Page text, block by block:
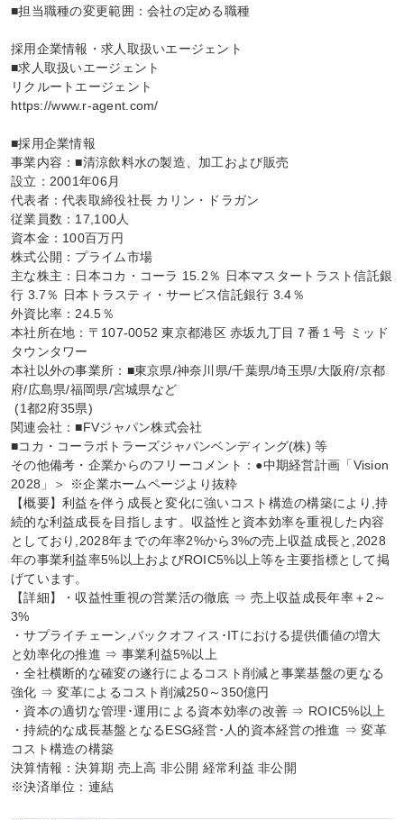
■担当職種の変更範囲：会社の定める職種
採用企業情報・求人取扱いエージェント
■求人取扱いエージェント
リクルートエージェント
https://www.r-agent.com/
■採用企業情報
事業内容：■清涼飲料水の製造、加工および販売
設立：2001年06月
代表者：代表取締役社長 カリン・ドラガン
従業員数：17,100人
資本金：100百万円
株式公開：プライム市場
主な株主：日本コカ・コーラ 15.2％ 日本マスタートラスト信託銀
行 3.7％ 日本トラスティ・サービス信託銀行 3.4％
外資比率：24.5％
本社所在地：〒107-0052 東京都港区 赤坂九丁目７番１号 ミッド
タウンタワー
本社以外の事業所：■東京県/神奈川県/千葉県/埼玉県/大阪府/京都
府/広島県/福岡県/宮城県など
関連会社：■FVジャパン株式会社
■コカ・コーラボトラーズジャパンベンディング(株) 等
その他備考・企業からのフリーコメント：●中期経営計画「Vision
2028」＞ ※企業ホームページより抜粋
【概要】利益を伴う成長と変化に強いコスト構造の構築により,持
続的な利益成長を目指します。収益性と資本効率を重視した内容
としており,2028年までの年率2%から3%の売上収益成長と,2028
年の事業利益率5%以上およびROIC5%以上等を主要指標として掲
げています。
【詳細】・収益性重視の営業活の徹底 ⇒ 売上収益成長年率＋2～
3%
・サプライチェーン,バックオフィス･ITにおける提供価値の増大
と効率化の推進 ⇒ 事業利益5%以上
・全社横断的な確変の遂行によるコスト削減と事業基盤の更なる
強化 ⇒ 変革によるコスト削減250～350億円
・資本の適切な管理･運用による資本効率の改善 ⇒ ROIC5%以上
・持続的な成長基盤となるESG経営･人的資本経営の推進 ⇒ 変革
コスト構造の構築
決算情報：決算期 売上高 非公開 経常利益 非公開
※決済単位：連結